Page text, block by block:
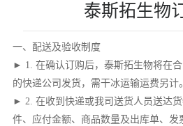
泰斯拓生物
一、配送及验收制度
► 1. 在确认订购后，泰斯拓生物将在
的快递公司发货，需干冰运输运费另计。
► 2. 在收到快递或我司送货人员送达
件、应付金额、商品数量及出库单、发